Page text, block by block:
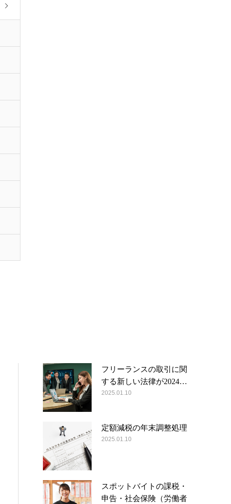
フリーランスの取引に関
する新しい法律が2024…
2025.01.10
定額減税の年末調整処理
2025.01.10
スポットバイトの課税・
申告・社会保険（労働者